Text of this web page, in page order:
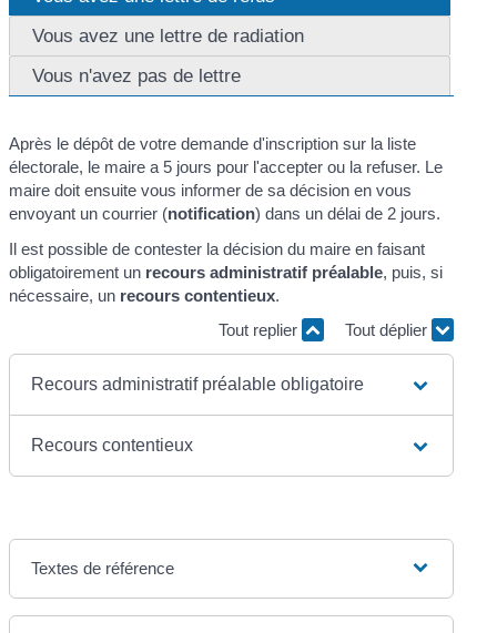
Vous avez une lettre de radiation
Vous n'avez pas de lettre
Après le dépôt de votre demande d'inscription sur la liste
électorale, le maire a 5 jours pour l'accepter ou la refuser. Le
maire doit ensuite vous informer de sa décision en vous
envoyant un courrier (notification) dans un délai de 2 jours.
Il est possible de contester la décision du maire en faisant
obligatoirement un recours administratif préalable, puis, si
nécessaire, un recours contentieux.
Tout replier
Tout déplier
Recours administratif préalable obligatoire
Recours contentieux
Textes de référence